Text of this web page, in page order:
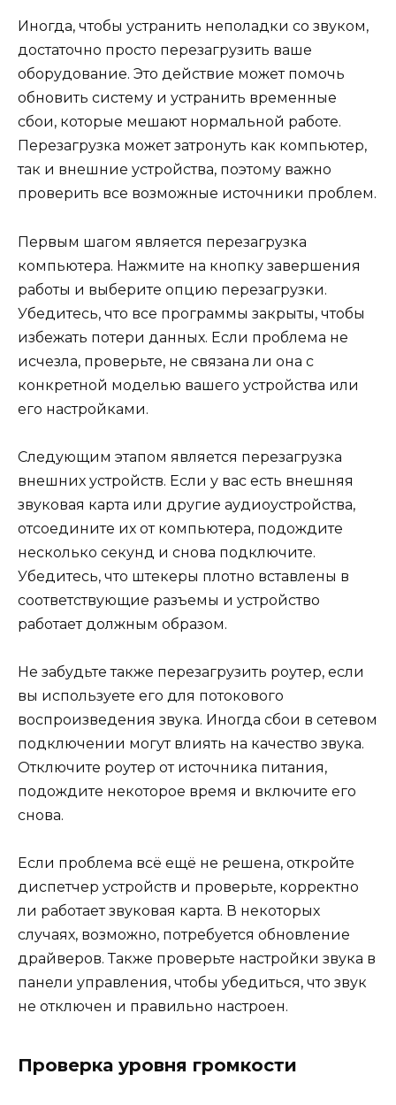
Иногда, чтобы устранить неполадки со звуком,
достаточно просто перезагрузить ваше
оборудование. Это действие может помочь
обновить систему и устранить временные
сбои, которые мешают нормальной работе.
Перезагрузка может затронуть как компьютер,
так и внешние устройства, поэтому важно
проверить все возможные источники проблем.
Первым шагом является перезагрузка
компьютера. Нажмите на кнопку завершения
работы и выберите опцию перезагрузки.
Убедитесь, что все программы закрыты, чтобы
избежать потери данных. Если проблема не
исчезла, проверьте, не связана ли она с
конкретной моделью вашего устройства или
его настройками.
Следующим этапом является перезагрузка
внешних устройств. Если у вас есть внешняя
звуковая карта или другие аудиоустройства,
отсоедините их от компьютера, подождите
несколько секунд и снова подключите.
Убедитесь, что штекеры плотно вставлены в
соответствующие разъемы и устройство
работает должным образом.
Не забудьте также перезагрузить роутер, если
вы используете его для потокового
воспроизведения звука. Иногда сбои в сетевом
подключении могут влиять на качество звука.
Отключите роутер от источника питания,
подождите некоторое время и включите его
снова.
Если проблема всё ещё не решена, откройте
диспетчер устройств и проверьте, корректно
ли работает звуковая карта. В некоторых
случаях, возможно, потребуется обновление
драйверов. Также проверьте настройки звука в
панели управления, чтобы убедиться, что звук
не отключен и правильно настроен.
Проверка уровня громкости